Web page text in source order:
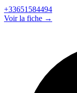
+33651584494
Voir la fiche →